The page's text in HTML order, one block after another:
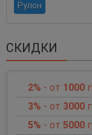
Рулон
СКИДКИ
2% - от 1000
3% - от 3000
5% - от 5000